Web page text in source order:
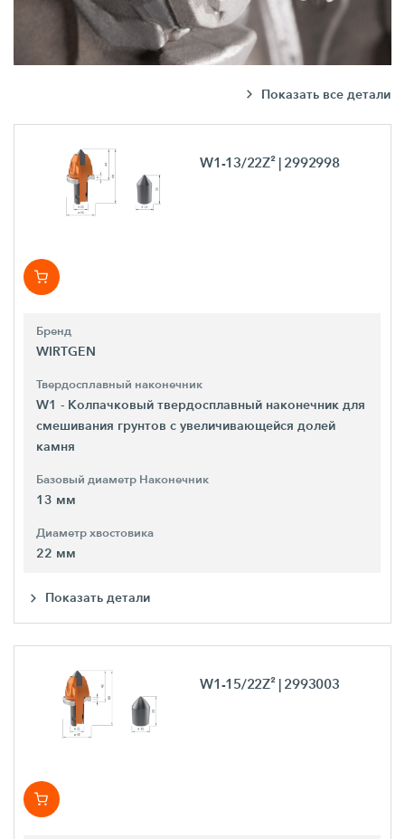
Показать все детали
W1-13/22Z² | 2992998
Бренд
WIRTGEN
Твердосплавный наконечник
W1 - Колпачковый твердосплавный наконечник для
смешивания грунтов с увеличивающейся долей
камня
Базовый диаметр Наконечник
13 мм
Диаметр хвостовика
22 мм
Показать детали
W1-15/22Z² | 2993003